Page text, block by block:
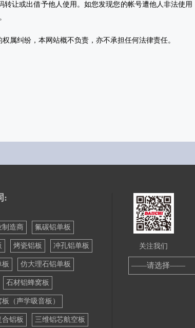
让或出借予他人使用。如您发现您的帐号遭他人非法使用
属纠纷，本网站概不负责，亦不承担任何法律责任。
:
制造商 氟碳铝单板
烤瓷铝板 冲孔铝单板
仿大理石铝单板
石材铝蜂窝板
（声学吸音板）
铝板 三维铝芯航空板
关注我们
——请选择——